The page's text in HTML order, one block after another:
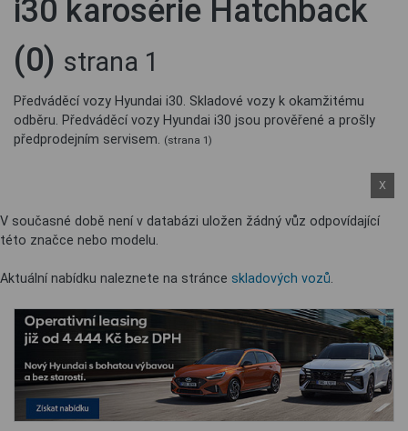
i30 karosérie Hatchback
(0) strana 1
Předváděcí vozy Hyundai i30. Skladové vozy k okamžitému
odběru. Předváděcí vozy Hyundai i30 jsou prověřené a prošly
předprodejním servisem. (strana 1)
X
V současné době není v databázi uložen žádný vůz odpovídající
této značce nebo modelu.
Aktuální nabídku naleznete na stránce skladových vozů.